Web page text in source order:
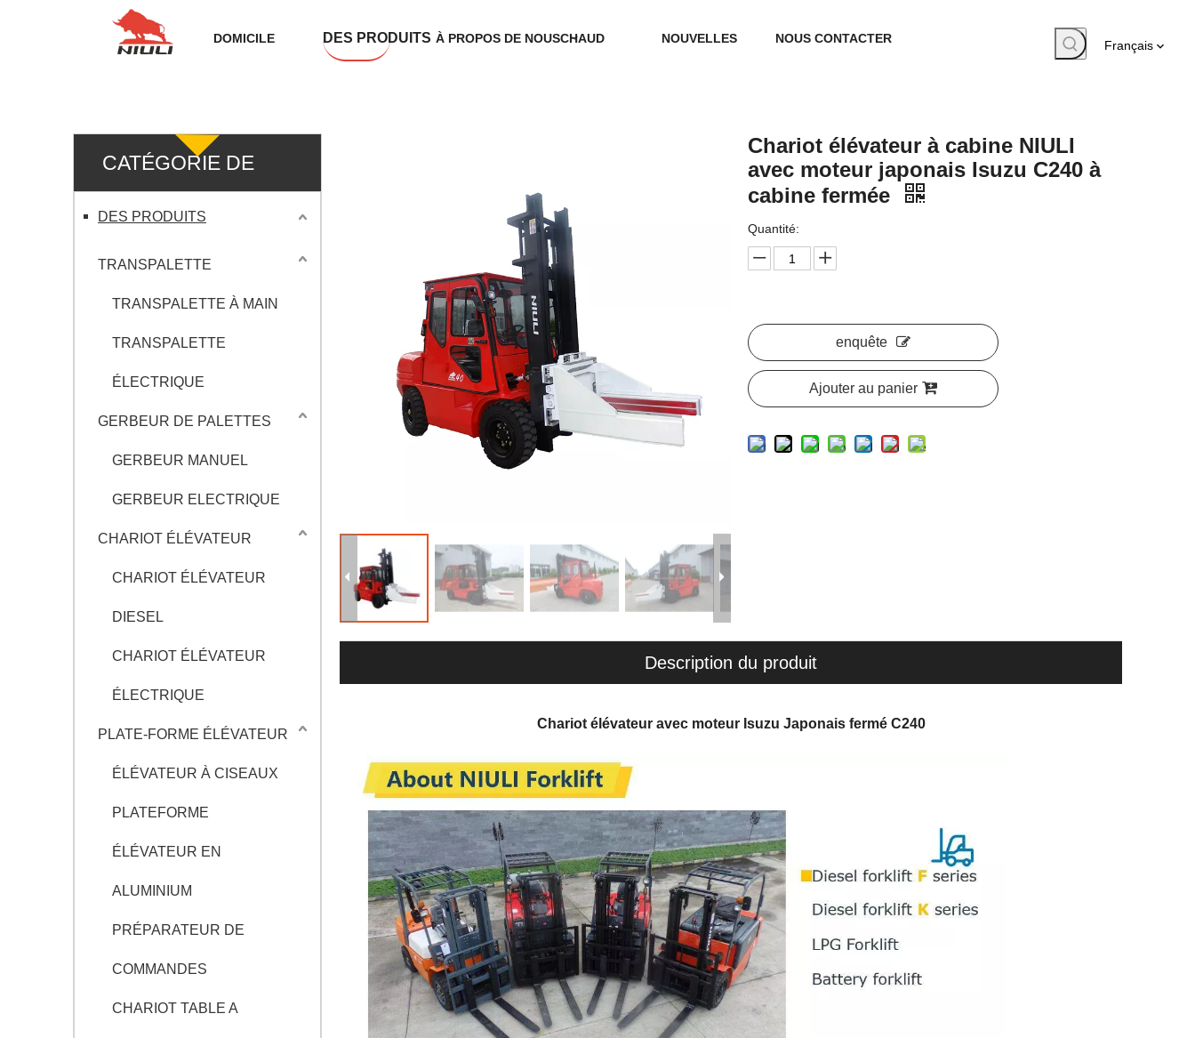
DOMICILE DES PRODUITS À PROPOS DE NOUSCHAUD NOUVELLES NOUS CONTACTER Français
CATÉGORIE DE
PRODUIT
DES PRODUITS
TRANSPALETTE
TRANSPALETTE À MAIN
TRANSPALETTE
ÉLECTRIQUE
GERBEUR DE PALETTES
GERBEUR MANUEL
GERBEUR ELECTRIQUE
CHARIOT ÉLÉVATEUR
CHARIOT ÉLÉVATEUR
DIESEL
CHARIOT ÉLÉVATEUR
ÉLECTRIQUE
PLATE-FORME ÉLÉVATEUR
ÉLÉVATEUR À CISEAUX
PLATEFORME
ÉLÉVATEUR EN
ALUMINIUM
PRÉPARATEUR DE
COMMANDES
CHARIOT TABLE A
Chariot élévateur à cabine NIULI
avec moteur japonais Isuzu C240 ​​à
cabine fermée
Quantité:
enquête
Ajouter au panier
Description du produit
Chariot élévateur avec moteur Isuzu Japonais fermé C240